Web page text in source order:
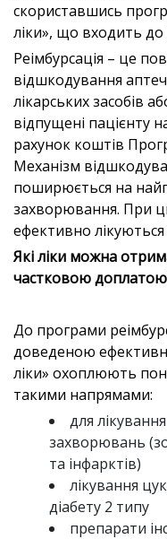
скориставшись
ліки», що входить
Реімбурсація – це
відшкодування
лікарських засобів
відпущені пацієнту
рахунок коштів
Механізм
поширюється на
захворювання. При
ефективно
Які ліки можна
частковою
До програми
доведеною
ліки» охоплюють
такими напрямами:
для
захворювань
та інфарктів)
лікування
діабету 2 типу
препарати